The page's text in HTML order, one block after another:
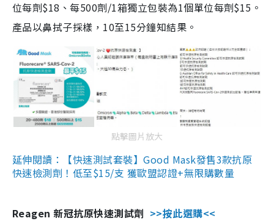
位每劑$18、每500劑/1箱獨立包裝為1個單位每劑$15。
產品以鼻拭子採樣，10至15分鐘知結果。
點擊圖片放大
延伸閱讀：【快速測試套裝】Good Mask發售3款抗原
快速檢測劑！低至$15/支 獲歐盟認證+無限購數量
Reagen 新冠抗原快速測試劑 >>按此選購<<